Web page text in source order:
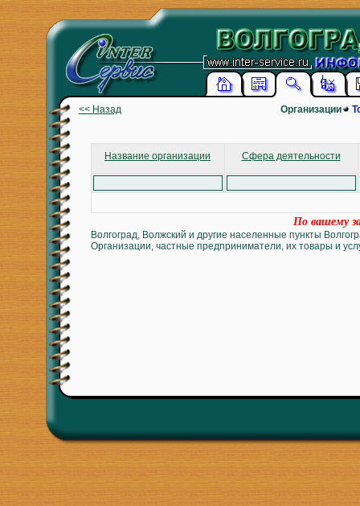
<< Назад Организации
Название организации Сфера деятельности
По вашему
Волгоград, Волжский и другие населенные пункты
Организации, частные предприниматели, их товары и